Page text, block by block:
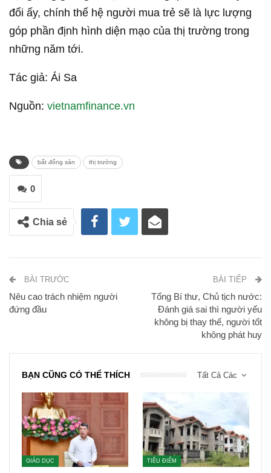
đổi ấy, chính thế hệ người mua trẻ sẽ là lực lượng
góp phần định hình diện mạo của thị trường trong
những năm tới.
Tác giả: Ái Sa
Nguồn: vietnamfinance.vn
bất đổng sản thị trường
0
Chia sẻ
BÀI TRƯỚC
Nêu cao trách nhiệm người
đứng đầu
BÀI TIẾP
Tổng Bí thư, Chủ tịch nước:
Đánh giá sai thì người yếu
không bị thay thế, người tốt
không phát huy
Tất Cả Các
BẠN CŨNG CÓ THỂ THÍCH
GIÁO DỤC TIÊU ĐIỂM